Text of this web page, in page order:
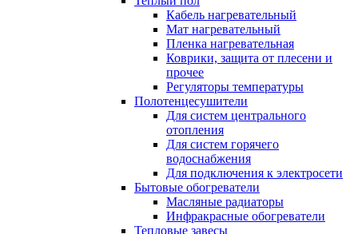
Кабель нагревательный
Мат нагревательный
Пленка нагревательная
Коврики, защита от плесени и
прочее
Регуляторы температуры
Полотенцесушители
Для систем центрального
отопления
Для систем горячего
водоснабжения
Для подключения к электросети
Бытовые обогреватели
Масляные радиаторы
Инфракрасные обогреватели
Тепловые завесы